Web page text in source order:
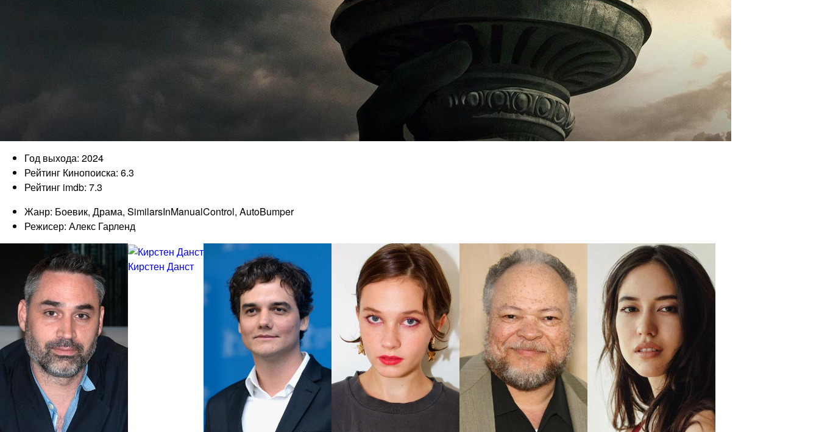
Год выхода: 2024
Рейтинг Кинопоиска: 6.3
Рейтинг imdb: 7.3
Жанр: Боевик, Драма, SimilarsInManualControl, AutoBumper
Режисер: Алекс Гарленд
Кирстен Данст